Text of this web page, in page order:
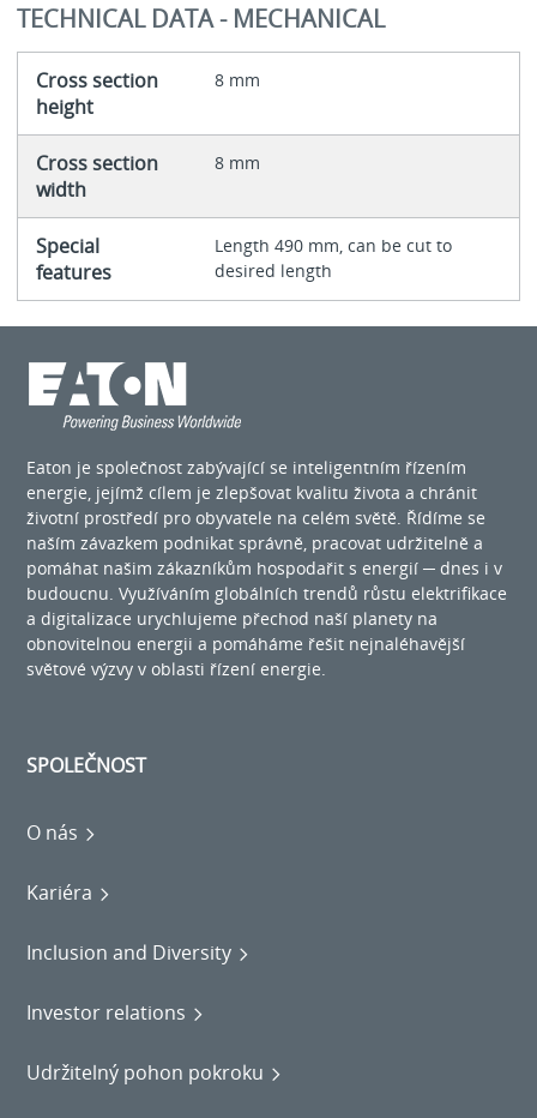
TECHNICAL DATA - MECHANICAL
Cross section
height
8 mm
Cross section
width
8 mm
Special
features
Length 490 mm, can be cut to
desired length
Eaton je společnost zabývající se inteligentním řízením
energie, jejímž cílem je zlepšovat kvalitu života a chránit
životní prostředí pro obyvatele na celém světě. Řídíme se
naším závazkem podnikat správně, pracovat udržitelně a
pomáhat našim zákazníkům hospodařit s energií ─ dnes i v
budoucnu. Využíváním globálních trendů růstu elektrifikace
a digitalizace urychlujeme přechod naší planety na
obnovitelnou energii a pomáháme řešit nejnaléhavější
světové výzvy v oblasti řízení energie.
SPOLEČNOST
O nás
Kariéra
Inclusion and Diversity
Investor relations
Udržitelný pohon pokroku